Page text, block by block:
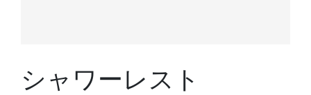
シャワーレスト